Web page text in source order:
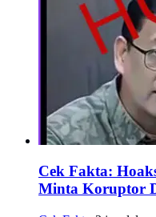
Cek Fakta:
Minta Koruptor